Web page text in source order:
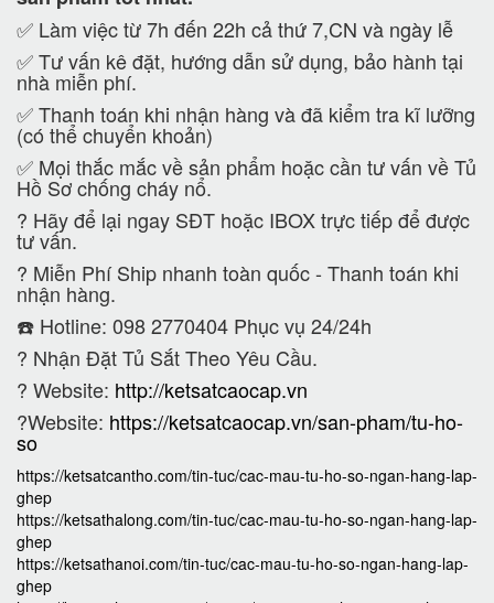
✅ Làm việc từ 7h đến 22h cả thứ 7,CN và ngày lễ
✅ Tư vấn kê đặt, hướng dẫn sử dụng, bảo hành tại
nhà miễn phí.
✅ Thanh toán khi nhận hàng và đã kiểm tra kĩ lưỡng
(có thể chuyển khoản)
✅ Mọi thắc mắc về sản phẩm hoặc cần tư vấn về Tủ
Hồ Sơ chống cháy nổ.
? Hãy để lại ngay SĐT hoặc IBOX trực tiếp để được
tư vấn.
? Miễn Phí Ship nhanh toàn quốc - Thanh toán khi
nhận hàng.
☎️ Hotline: 098 2770404 Phục vụ 24/24h
? Nhận Đặt Tủ Sắt Theo Yêu Cầu.
? Website: http://ketsatcaocap.vn
?Website: https://ketsatcaocap.vn/san-pham/tu-ho-
so
https://ketsatcantho.com/tin-tuc/cac-mau-tu-ho-so-ngan-hang-lap-
ghep
https://ketsathalong.com/tin-tuc/cac-mau-tu-ho-so-ngan-hang-lap-
ghep
https://ketsathanoi.com/tin-tuc/cac-mau-tu-ho-so-ngan-hang-lap-
ghep